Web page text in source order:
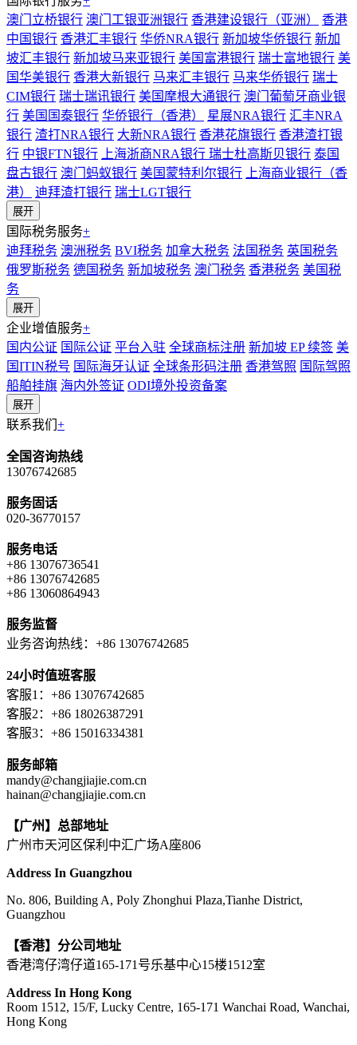
澳门立桥银行 澳门工银亚洲银行 香港建设银行（亚洲）
香港
中国银行 香港汇丰银行 华侨NRA银行 新加坡华侨银行 新加
坡汇丰银行 新加坡马来亚银行 美国富港银行 瑞士富地银行 美
国华美银行 香港大新银行 马来汇丰银行 马来华侨银行 瑞士
CIM银行 瑞士瑞讯银行 美国摩根大通银行 澳门葡萄牙商业银
行 美国国泰银行 华侨银行（香港） 星展NRA银行 汇丰NRA
银行 渣打NRA银行 大新NRA银行 香港花旗银行 香港渣打银
行 中银FTN银行 上海浙商NRA银行 瑞士杜高斯贝银行 泰国
盘古银行 澳门蚂蚁银行 美国蒙特利尔银行
上海商业银行（香
港）
迪拜渣打银行 瑞士LGT银行
展开
国际税务服务+
迪拜税务 澳洲税务 BVI税务 加拿大税务 法国税务 英国税务
俄罗斯税务 德国税务 新加坡税务 澳门税务 香港税务 美国税
务
展开
企业增值服务+
国内公证 国际公证 平台入驻 全球商标注册 新加坡 EP 续签 美
国ITIN税号 国际海牙认证 全球条形码注册 香港驾照 国际驾照
船舶挂旗 海内外签证 ODI境外投资备案
展开
联系我们 +
全国咨询热线
13076742685
服务固话
020-36770157
服务电话
+86 13076736541
+86 13076742685
+86 13060864943
服务监督
业务咨询热线：+86 13076742685
24小时值班客服
客服1：+86 13076742685
客服2：+86 18026387291
客服3：+86 15016334381
服务邮箱
mandy@changjiajie.com.cn
hainan@changjiajie.com.cn
【广州】总部地址
广州市天河区保利中汇广场A座806
Address In Guangzhou
No. 806, Building A, Poly Zhonghui Plaza,Tianhe District,
Guangzhou
【香港】分公司地址
香港湾仔湾仔道165-171号乐基中心15楼1512室
Address In Hong Kong
Room 1512, 15/F, Lucky Centre, 165-171 Wanchai Road, Wanchai,
Hong Kong